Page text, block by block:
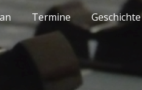
to navigation
Termine Geschichte